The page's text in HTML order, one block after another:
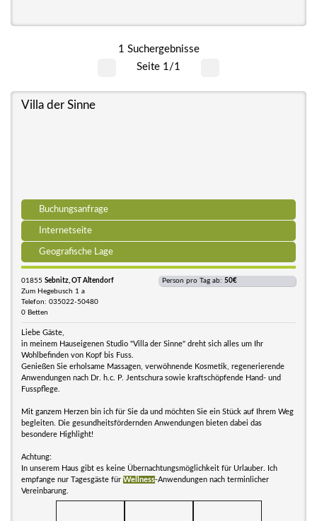
1 Suchergebnisse
Seite 1/1
Villa der Sinne
Buchungsanfrage
Internetseite
Geografische Lage
01855 Sebnitz, OT Altendorf
Zum Hegebusch 1 a
Telefon: 035022-50480
0 Betten
Person pro Tag ab: 50€
Liebe Gäste,
in meinem Hauseigenen Studio "Villa der Sinne" dreht sich alles um Ihr
Wohlbefinden von Kopf bis Fuss.
Genießen Sie erholsame Massagen, verwöhnende Kosmetik, regenerierende
Anwendungen nach Dr. h.c. P. Jentschura sowie kraftschöpfende Hand- und
Fusspflege.
Mit ganzem Herzen bin ich für Sie da und möchten Sie ein Stück auf Ihrem Weg
begleiten. Die gesundheitsfördernden Anwendungen bieten dabei das
besondere Highlight!
Achtung:
In unserem Haus gibt es keine Übernachtungsmöglichkeit für Urlauber. Ich
empfange nur Tagesgäste für Wellness-Anwendungen nach terminlicher
Vereinbarung.